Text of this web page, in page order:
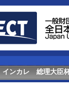
インカレ 総理大臣